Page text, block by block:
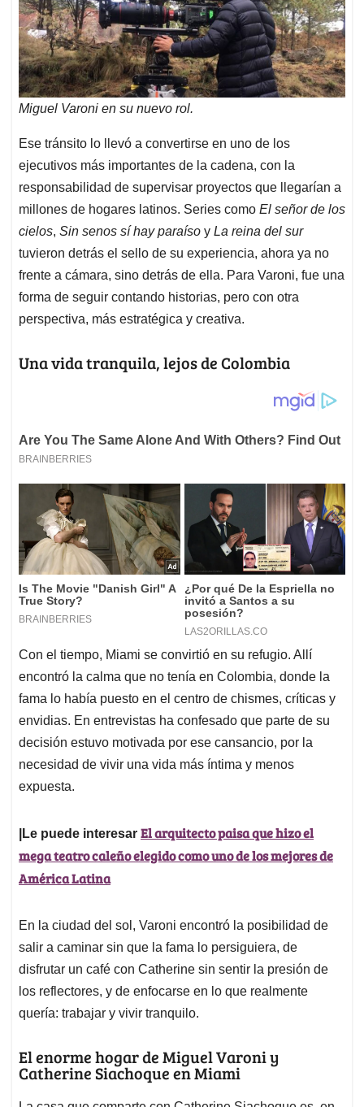
Miguel Varoni en su nuevo rol.
Ese tránsito lo llevó a convertirse en uno de los
ejecutivos más importantes de la cadena, con la
responsabilidad de supervisar proyectos que llegarían a
millones de hogares latinos. Series como El señor de los
cielos, Sin senos sí hay paraíso y La reina del sur
tuvieron detrás el sello de su experiencia, ahora ya no
frente a cámara, sino detrás de ella. Para Varoni, fue una
forma de seguir contando historias, pero con otra
perspectiva, más estratégica y creativa.
Una vida tranquila, lejos de Colombia
Con el tiempo, Miami se convirtió en su refugio. Allí
encontró la calma que no tenía en Colombia, donde la
fama lo había puesto en el centro de chismes, críticas y
envidias. En entrevistas ha confesado que parte de su
decisión estuvo motivada por ese cansancio, por la
necesidad de vivir una vida más íntima y menos
expuesta.
|Le puede interesar El arquitecto paisa que hizo el
mega teatro caleño elegido como uno de los mejores de
América Latina
En la ciudad del sol, Varoni encontró la posibilidad de
salir a caminar sin que la fama lo persiguiera, de
disfrutar un café con Catherine sin sentir la presión de
los reflectores, y de enfocarse en lo que realmente
quería: trabajar y vivir tranquilo.
El enorme hogar de Miguel Varoni y
Catherine Siachoque en Miami